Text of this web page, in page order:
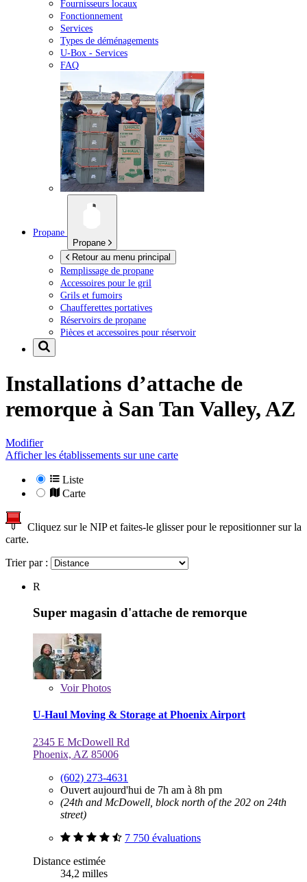
Fournisseurs locaux
Fonctionnement
Services
Types de déménagements
U-Box - Services
FAQ
Propane
Propane
Retour au menu principal
Remplissage de propane
Accessoires pour le gril
Grils et fumoirs
Chaufferettes portatives
Réservoirs de propane
Pièces et accessoires pour réservoir
Installations d’attache de
remorque à San Tan Valley, AZ
Modifier
Afficher les établissements sur une carte
Liste
Carte
Cliquez sur le NIP et faites-le glisser pour le repositionner sur la
carte.
Trier par :
R
Super magasin d'attache de remorque
VoirPhotos
U-Haul Moving & Storage at Phoenix Airport
2345 E McDowell Rd
Phoenix, AZ 85006
(602) 273-4631
Ouvert aujourd'hui de 7h am à 8h pm
(24th and McDowell, block north of the 202 on 24th
street)
7 750 évaluations
Distance estimée
34,2 milles